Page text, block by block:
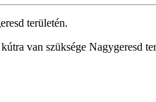
területén.
van szüksége Nagygeresd